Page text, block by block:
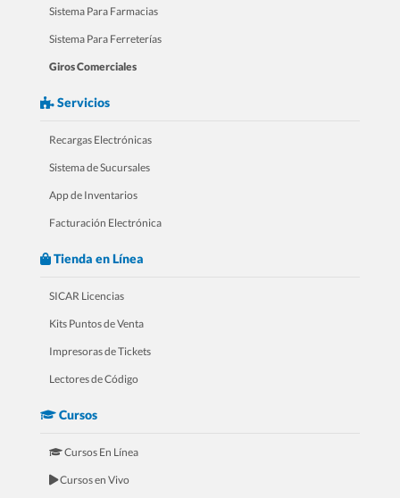
Sistema Para Farmacias
Sistema Para Ferreterías
Giros Comerciales
Servicios
Recargas Electrónicas
Sistema de Sucursales
App de Inventarios
Facturación Electrónica
Tienda en Línea
SICAR Licencias
Kits Puntos de Venta
Impresoras de Tickets
Lectores de Código
Cursos
Cursos En Línea
Cursos en Vivo